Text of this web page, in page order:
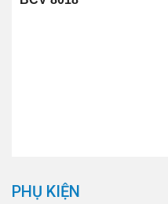
PHỤ KIỆN